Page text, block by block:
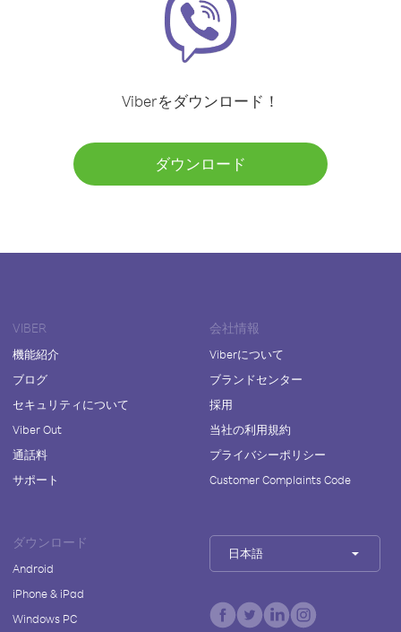
Viberをダウンロード！
ダウンロード
VIBER
機能紹介
ブログ
セキュリティについて
Viber Out
通話料
サポート
会社情報
Viberについて
ブランドセンター
採用
当社の利用規約
プライバシーポリシー
Customer Complaints Code
ダウンロード
Android
iPhone & iPad
Windows PC
日本語